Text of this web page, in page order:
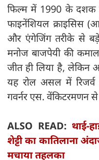
फिल्म में 1990 के
फाइनेंशियल क्राइसिस
और एंगेजिंग तरीके से बड़े
मनोज बाजपेयी की
जीत ही लिया है, लेकिन
यह रोल असल में
गवर्नर एस. वेंकिटरमणन से
ALSO READ: थाई-
शेट्टी का कातिलाना
मचाया तहलका